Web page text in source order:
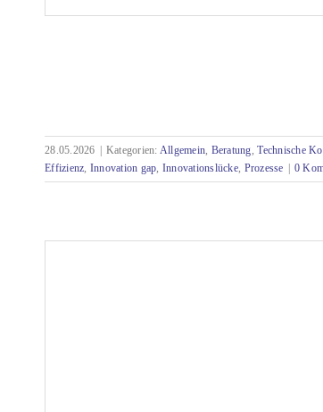
auseinanderdriften
28.05.2026 Kategorien: Allgemein, Beratung,Technische
Effizienz, Innovation gap, Innovationslücke, Prozesse 0